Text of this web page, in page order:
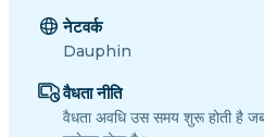
नेटवर्क
Dauphin
वैधता नीति
वैधता अवधि उस समय शुरू होती है